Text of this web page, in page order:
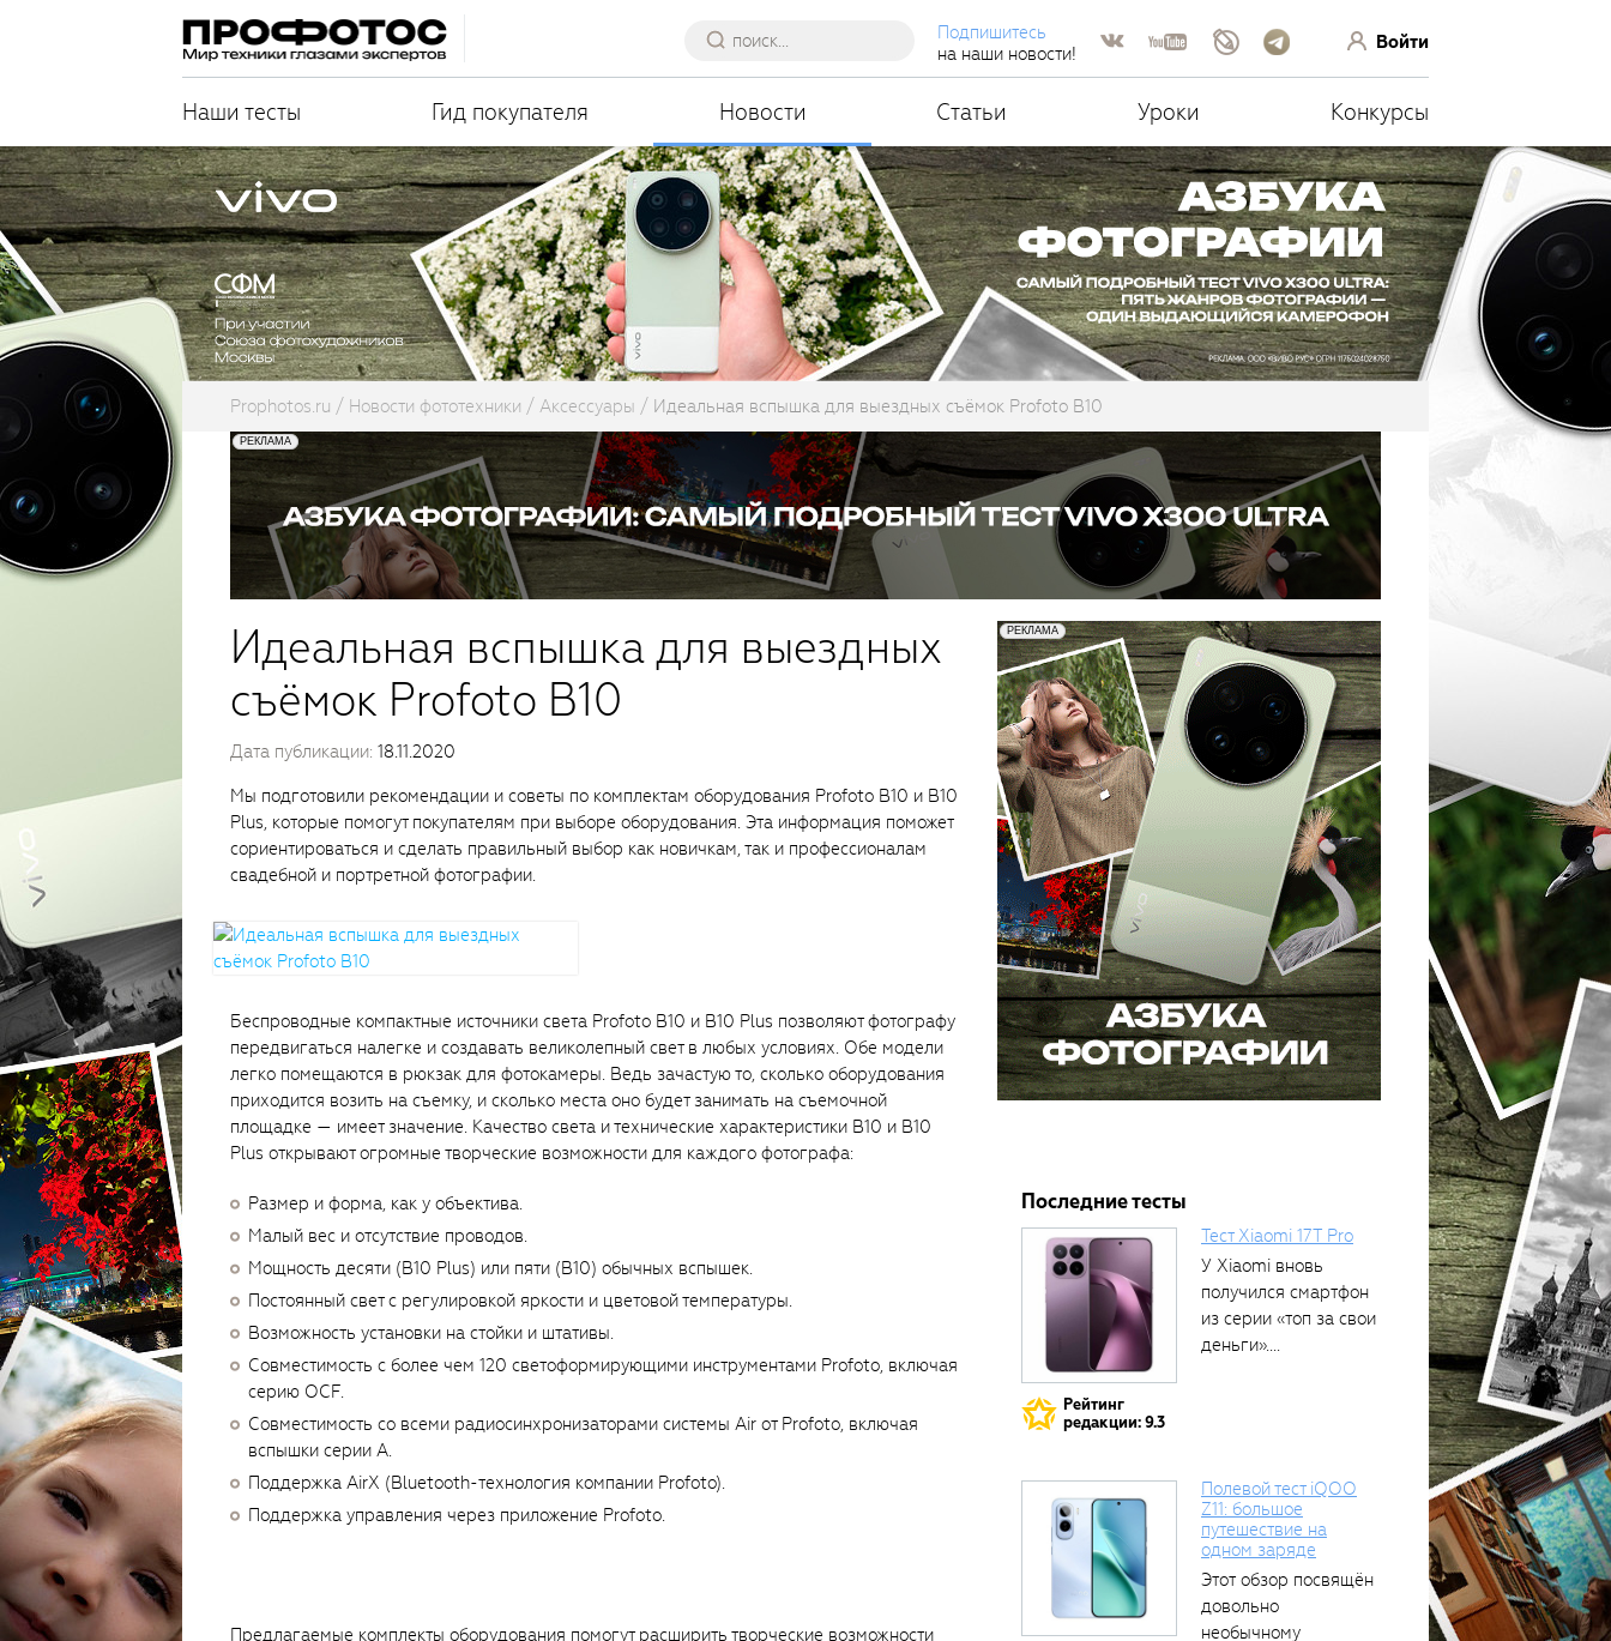
Подпишитесь
на наши новости!
Войти
Наши тесты Гид покупателя Новости Статьи Уроки Конкурсы
Prophotos.ru Новости фототехники Аксессуары Идеальная вспышка для выездных съёмок Profoto B10
Идеальная вспышка для выездных
съёмок Profoto B10
Дата публикации: 18.11.2020
Мы подготовили рекомендации и советы по комплектам оборудования Profoto B10 и B10
Plus, которые помогут покупателям при выборе оборудования. Эта информация поможет
сориентироваться и сделать правильный выбор как новичкам, так и профессионалам
свадебной и портретной фотографии.
Беспроводные компактные источники света Profoto B10 и B10 Plus позволяют фотографу
передвигаться налегке и создавать великолепный свет в любых условиях. Обе модели
легко помещаются в рюкзак для фотокамеры. Ведь зачастую то, сколько оборудования
приходится возить на съемку, и сколько места оно будет занимать на съемочной
площадке — имеет значение. Качество света и технические характеристики B10 и B10
Plus открывают огромные творческие возможности для каждого фотографа:
Размер и форма, как у объектива.
Малый вес и отсутствие проводов.
Мощность десяти (B10 Plus) или пяти (B10) обычных вспышек.
Постоянный свет с регулировкой яркости и цветовой температуры.
Возможность установки на стойки и штативы.
Совместимость с более чем 120 светоформирующими инструментами Profoto, включая
серию OCF.
Совместимость со всеми радиосинхронизаторами системы Air от Profoto, включая
вспышки серии A.
Поддержка AirX (Bluetooth-технология компании Profoto).
Поддержка управления через приложение Profoto.
Предлагаемые комплекты оборудования помогут расширить творческие возможности
Последние тесты
Рейтинг
редакции: 9.3
Тест Xiaomi 17T Pro
У Xiaomi вновь
получился смартфон
из серии «топ за свои
деньги»....
Полевой тест iQOO
Z11: большое
путешествие на
одном заряде
Этот обзор посвящён
довольно
необычному